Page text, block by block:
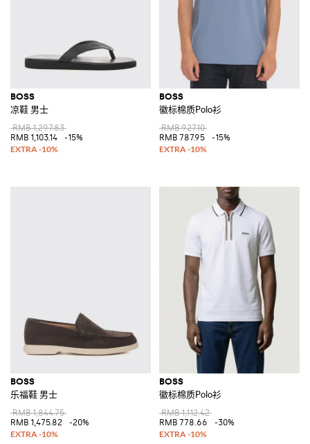
BOSS
凉鞋 男士
RMB 1,297.83
RMB 1,103.14
-15%
BOSS
徽标棉质Polo衫
RMB 927.10
RMB 787.95
-15%
BOSS
乐福鞋 男士
RMB 1,844.75
RMB 1,475.82
-20%
BOSS
徽标棉质Polo衫
RMB 1,112.42
RMB 778.66
-30%